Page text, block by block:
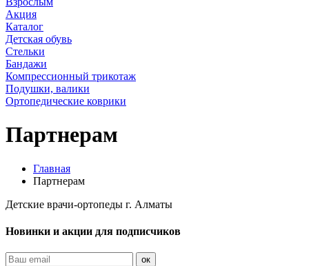
Акция
Каталог
Детская обувь
Стельки
Бандажи
Компрессионный трикотаж
Подушки, валики
Ортопедические коврики
Партнерам
Главная
Партнерам
Детские врачи-ортопеды г. Алматы
Новинки и акции для подписчиков
ок